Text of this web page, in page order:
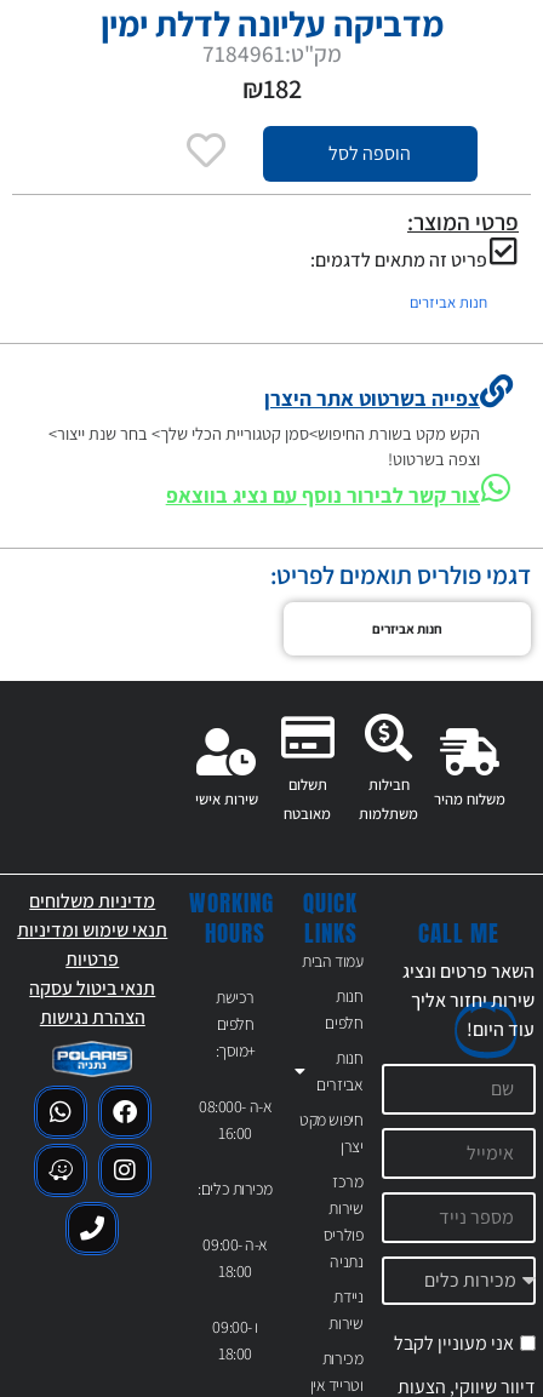
מדביקה עליונה לדלת ימין
מק"ט:7184961
₪182
הוספה לסל
פרטי המוצר:
פריט זה מתאים לדגמים:
חנות אביזרים
צפייה בשרטוט אתר היצרן
הקש מקט בשורת החיפוש>סמן קטגוריית הכלי שלך> בחר שנת ייצור>
וצפה בשרטוט!
צור קשר לבירור נוסף עם נציג בווצאפ
דגמי פולריס תואמים לפריט:
חנות אביזרים
משלוח מהיר
חבילות
משתלמות
תשלום
מאובטח
שירות אישי
QUICK
LINKS
עמוד הבית
חנות
חלפים
חנות
אביזרים
חיפוש מקט
יצרן
מרכז
שירות
פולריס
נתניה
ניידת
שירות
מכירות
וטרייד אין
WORKING
HOURS
רכישת
חלפים
+מוסך:
א-ה 08:000-
16:00
מכירות כלים:
א-ה 09:00-
18:00
ו 09:00-
18:00
CALL ME
השאר פרטים ונציג
שירות יחזור אליך
עודהיום!
אני מעוניין לקבל
דיוור שיווקי, הצעות
מדיניות משלוחים
תנאי שימוש ומדיניות
פרטיות
תנאי ביטול עסקה
הצהרת נגישות